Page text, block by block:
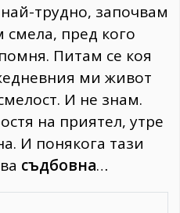
трудно, започвам
пред кого
Питам се коя
ми живот
И не знам.
на приятел, утре
И понякога тази
съдбовна…